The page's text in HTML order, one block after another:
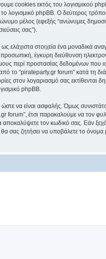
cookies εκτός του λογισμικού
λογισμικό phpBB. Ο δεύτερος
μέλος (εφεξής “ανώνυμες
σας”).
ελάχιστα στοιχεία ένα μοναδικά
έγκυρη διεύθυνση
περί προστασίας δεδομένων που
το “pirateparty.gr forum” κατά τη
στον λογαριασμό σας
phpBB.
να είναι ασφαλής. Όμως
forum”, έτσι παρακαλούμε να τον
αποκαλύψετε τον κωδικό σας. Εάν
σας ζητήσει να υποβάλετε το